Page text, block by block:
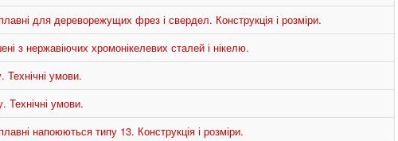
для дереворежущих фрез і свердел. Конструкція і розміри.
з нержавіючих хромонікелевих сталей і нікелю.
умови.
умови.
напоюються типу 13. Конструкція і розміри.